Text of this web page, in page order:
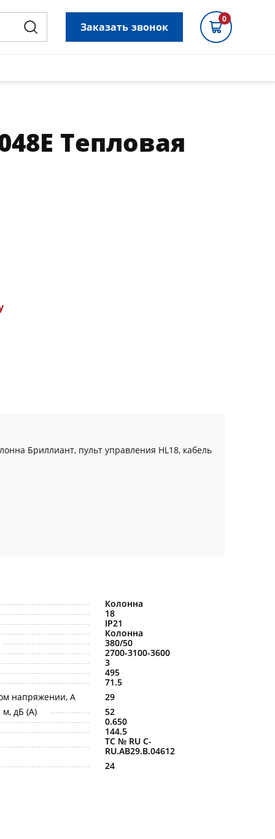
Заказать звонок
0
Тепловая
Бриллиант, пульт управления HL18, кабель
Колонна
18
IP21
Колонна
380/50
2700-3100-3600
3
495
71.5
напряжении, A
29
м, дБ (A)
52
0.650
144.5
ТС № RU С-
RU.АB29.B.04612
24